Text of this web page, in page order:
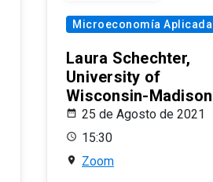
Microeconomía Aplicada
Laura Schechter,
University of
Wisconsin-Madison
25 de Agosto de 2021
15:30
Zoom